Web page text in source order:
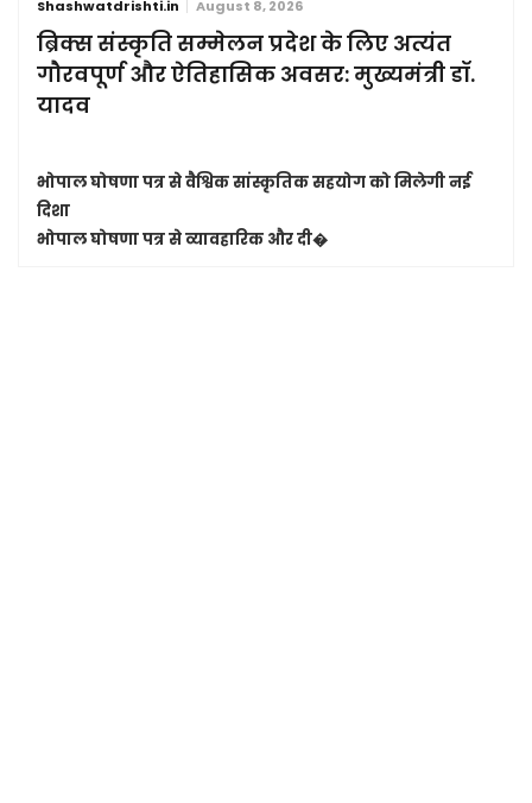
Shashwatdrishti.in August 8, 2026
ब्रिक्स संस्कृति सम्मेलन प्रदेश के लिए अत्यंत
गौरवपूर्ण और ऐतिहासिक अवसर: मुख्यमंत्री डॉ.
यादव
भोपाल घोषणा पत्र से वैश्विक सांस्कृतिक सहयोग को मिलेगी नई
दिशा
भोपाल घोषणा पत्र से व्यावहारिक और दी�